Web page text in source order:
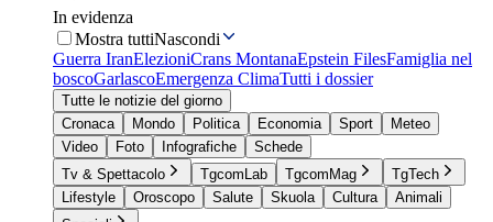
In evidenza
Mostra tuttiNascondi
Guerra IranElezioniCrans MontanaEpstein FilesFamiglia nel
boscoGarlascoEmergenza ClimaTutti i dossier
Tutte le notizie del giorno
Cronaca
Mondo Politica Economia Sport
Meteo
Video
Foto Infografiche
Schede
Tv & Spettacolo
TgcomLab TgcomMag
TgTech
Lifestyle
Oroscopo Salute Skuola Cultura
Animali